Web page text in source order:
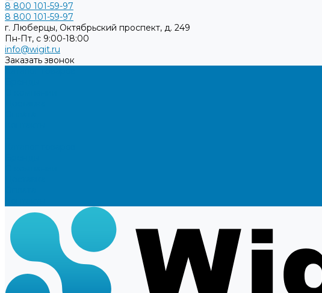
8 800 101-59-97
8 800 101-59-97
г. Люберцы, Октябрьский проспект, д. 249
Пн-Пт, с 9:00-18:00
info@wigit.ru
Заказать звонок